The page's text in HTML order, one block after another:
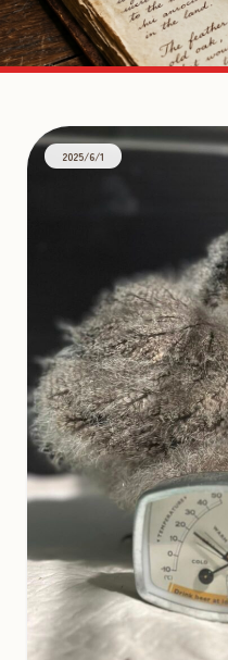
アフリカオ
2025/6/1